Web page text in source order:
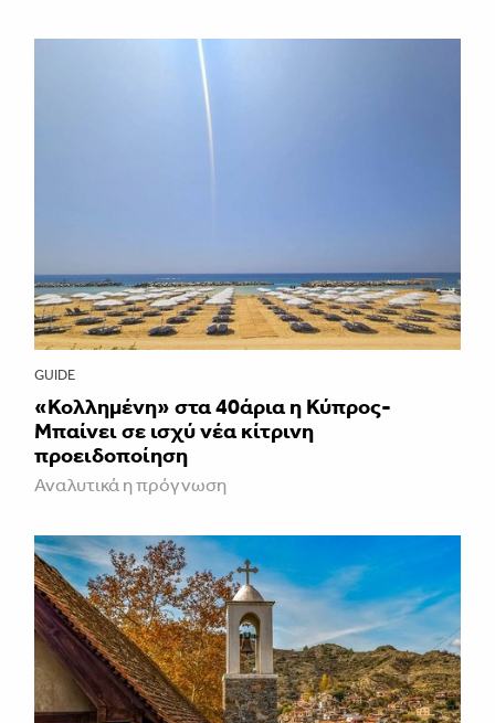
GUIDE
«Κολλημένη» στα 40άρια η Κύπρος-
Μπαίνει σε ισχύ νέα κίτρινη
προειδοποίηση
Αναλυτικά η πρόγνωση